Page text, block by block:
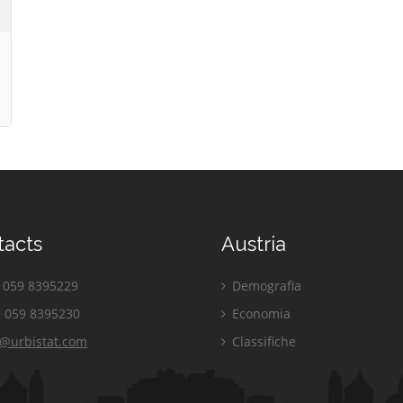
8395229
8395230
Austria
Demografia
Economia
Classifiche